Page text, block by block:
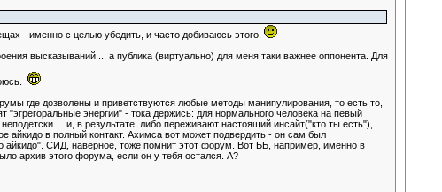
- именно с целью убедить, и часто добиваюсь этого.
высказываний ... а публика (виртуально) для меня таки важнее оппонента. Для
где дозволены и приветствуются любые методы манипулирования, то есть то,
энергии" - тока держись: для нормального человека на певый
... и, в результате, либо переживают настоящий инсайт("кто ты есть"),
айкидо в полный контакт. Ахимса вот может подвердить - он сам был
СИД, наверное, тоже помнит этот форум. Вот ББ, например, именно в
архив этого форума, если он у тебя остался. А?